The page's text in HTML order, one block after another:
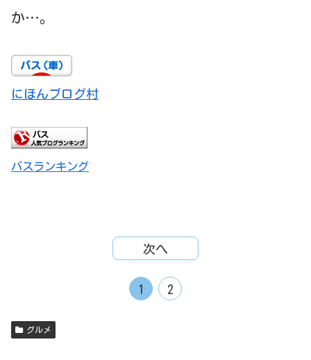
か…。
にほんブログ村
バスランキング
次へ
1 2
グルメ